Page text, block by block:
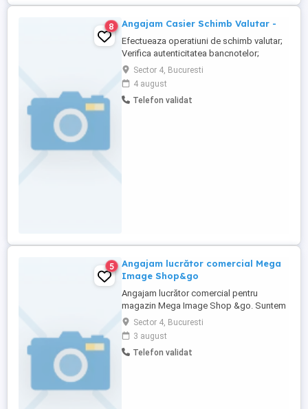
8 Angajam Casier Schimb Valutar -
Efectueaza operatiuni de schimb valutar;
Verifica autenticitatea bancnotelor;
Listeaza si indosariaza documente la
sfarsitul zilei; Program: Luni - Vineri: 09:00-
18:00 Sambata: 09:00 -14:00 Salariu net:
3200 lei
Sector 4, Bucuresti
4 august
Telefon validat
5
Angajam lucrător comercial Mega
Image Shop&go
Angajam lucrător comercial pentru
magazin Mega Image Shop &go. Suntem
interesați de persoane disponibile pentru
program full-time, cu simt de
responsabilitate și seriozitate. Se oferă
salariu motivant, bonus de performanta,
Sector 4, Bucuresti
3 august
Telefon validat